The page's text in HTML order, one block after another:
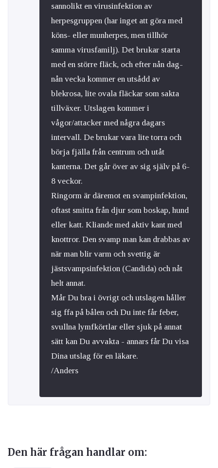
sannolikt en virusinfektion av
herpesgruppen (har inget att göra med
köns- eller munherpes, men tillhör
samma virusfamilj). Det brukar starta
med en större fläck, och efter nån dag-
nån vecka kommer en utsådd av
blekrosa, lite ovala fläckar som sakta
tillväxer. Utslagen kommer i
vågor/attacker med några dagars
intervall. De brukar vara lite torra och
börja fjälla från centrum och utåt
kanterna. Det går över av sig själv på 6-
8 veckor.
Ringorm är däremot en svampinfektion,
oftast smitta från djur som boskap, hund
eller katt. Kliande med aktiv kant med
knottror. Den svamp man kan drabbas av
när man blir varm och svettig är
jästsvampsinfektion (Candida) och nåt
helt annat.
Mår Du bra i övrigt och utslagen håller
sig ffa på bålen och Du inte får feber,
svullna lymfkörtlar eller sjuk på annat
sätt kan Du avvakta - annars får Du visa
Dina utslag för en läkare.
/Anders
Den här frågan handlar om: